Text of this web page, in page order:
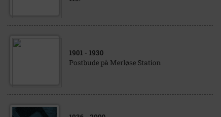
1901 - 1930
Postbude på Merløse Station